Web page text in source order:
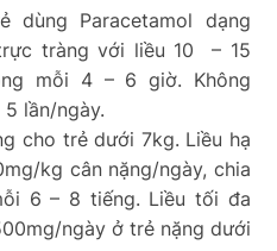
dùng Paracetamol dạng
tràng với liều 10 – 15
mỗi 4 – 6 giờ. Không
lần/ngày.
cho trẻ dưới 7kg. Liều hạ
kg cân nặng/ngày, chia
6 – 8 tiếng. Liều tối đa
ngày ở trẻ nặng dưới